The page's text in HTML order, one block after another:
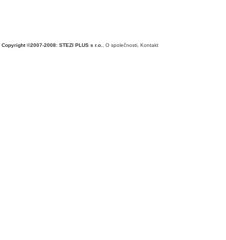
Copyright ©2007-2008: STEZI PLUS s r.o. O společnosti Kontakt